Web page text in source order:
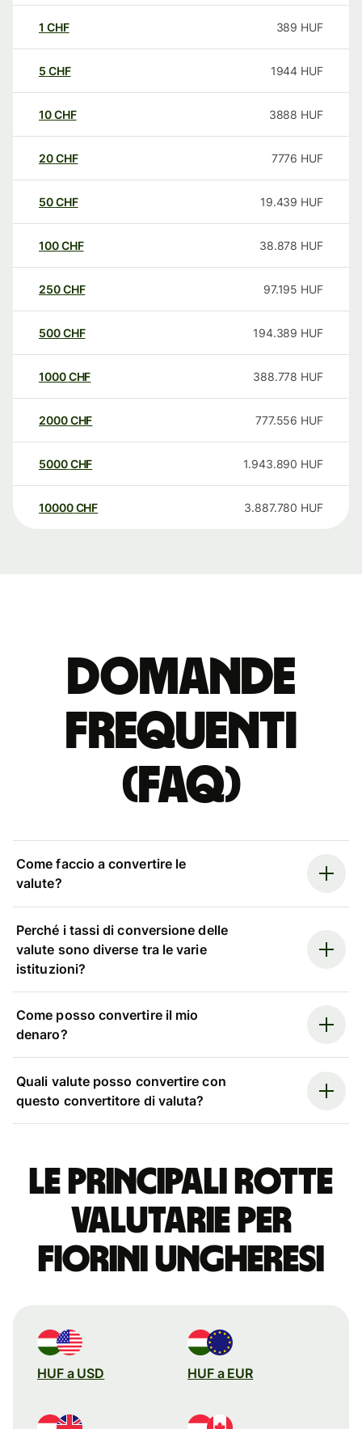
1 CHF 389 HUF
5 CHF 1944 HUF
10CHF 3888 HUF
20CHF 7776 HUF
50CHF 19.439 HUF
100CHF 38.878 HUF
250CHF 97.195 HUF
500CHF 194.389 HUF
1000CHF 388.778 HUF
2000CHF 777.556 HUF
5000CHF 1.943.890 HUF
10000 CHF 3.887.780 HUF
Domande
Frequenti
(FAQ)
Come faccio a convertire le
valute?
Perché i tassi di conversione delle
valute sono diverse tra le varie
istituzioni?
Come posso convertire il mio
denaro?
Quali valute posso convertire con
questo convertitore di valuta?
Le principali rotte
valutarie per
fiorini ungheresi
HUF a USD HUF a EUR